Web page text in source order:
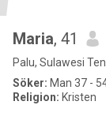
Maria, 41
Palu, Sulawesi
Söker: Man 37 -
Religion: Kristen